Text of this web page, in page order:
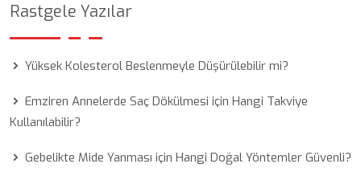
Rastgele Yazılar
Yüksek Kolesterol Beslenmeyle Düşürülebilir mi?
Emziren Annelerde Saç Dökülmesi için Hangi Takviye
Kullanılabilir?
Gebelikte Mide Yanması için Hangi Doğal Yöntemler Güvenli?